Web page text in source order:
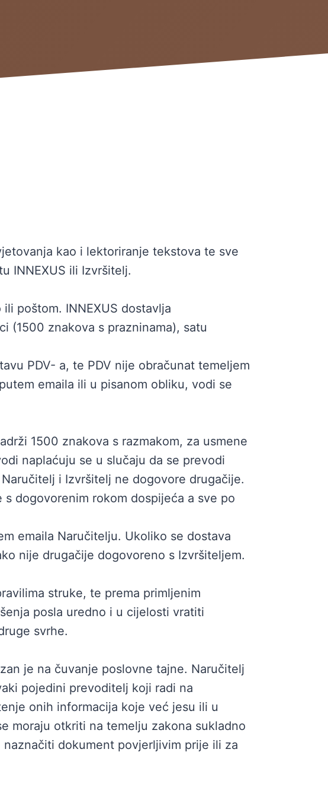
kao i lektoriranje tekstova te sve
INNEXUS ili Izvršitelj.
poštom. INNEXUS dostavlja
(1500 znakova s prazninama), satu
PDV- a, te PDV nije obračunat temeljem
emaila ili u pisanom obliku, vodi se
1500 znakova s razmakom, za usmene
naplaćuju se u slučaju da se prevodi
i Izvršitelj ne dogovore drugačije.
dogovorenim rokom dospijeća a sve po
emaila Naručitelju. Ukoliko se dostava
nije drugačije dogovoreno s Izvršiteljem.
struke, te prema primljenim
posla uredno i u cijelosti vratiti
svrhe.
je na čuvanje poslovne tajne. Naručitelj
pojedini prevoditelj koji radi na
onih informacija koje već jesu ili u
moraju otkriti na temelju zakona sukladno
dokument povjerljivim prije ili za